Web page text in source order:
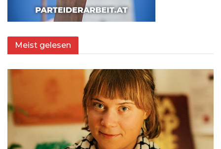
Meist gelesen